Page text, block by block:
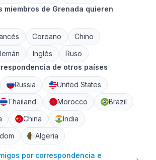
miembros de Grenada quieren
Coreano
Chino
Inglés
Ruso
de otros países
Russia
United States
Thailand Morocco
Brazil
China
India
Algeria
por correspondencia e